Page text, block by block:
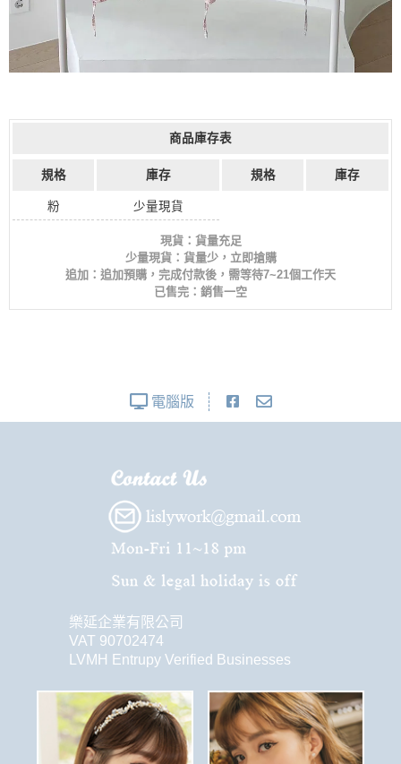
商品庫存表
規格 庫存 規格 庫存
粉 少量現貨
現貨：貨量充足
少量現貨：貨量少，立即搶購
追加：追加預購，完成付款後，需等待7~21個工作天
已售完：銷售一空
電腦版
樂延企業有限公司
VAT 90702474
LVMH Entrupy Verified Businesses